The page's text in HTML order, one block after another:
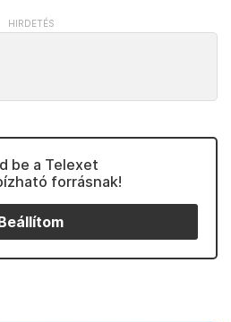
be a Telexet
forrásnak!